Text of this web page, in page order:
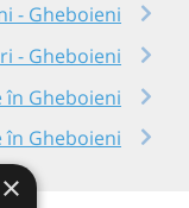
- Gheboieni
- Gheboieni
în Gheboieni
Gheboieni
×